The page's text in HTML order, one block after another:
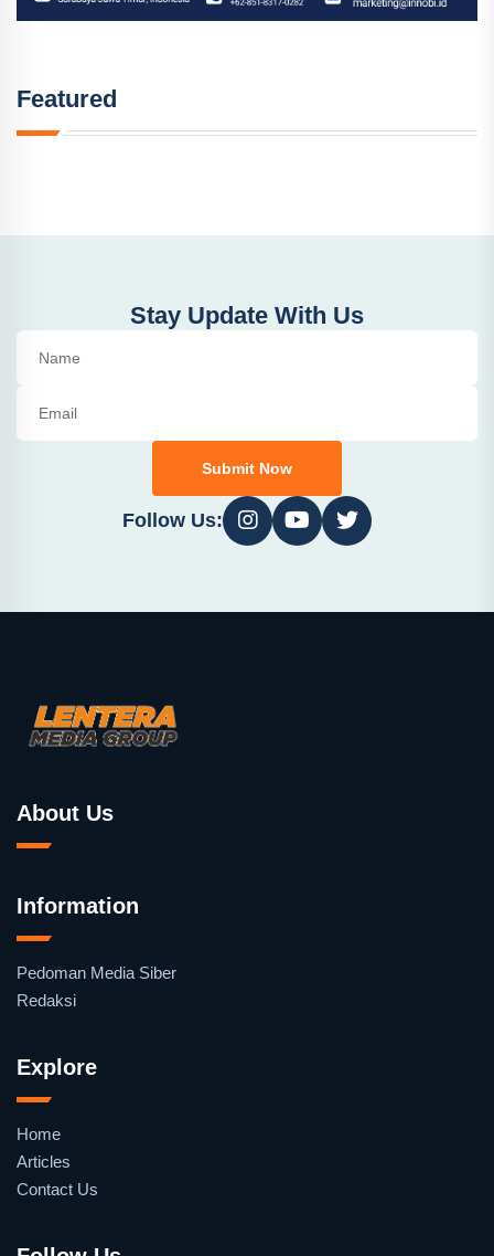
Featured
Stay Update With Us
Submit Now
Follow Us:
About Us
Information
Pedoman Media Siber
Redaksi
Explore
Home
Articles
Contact Us